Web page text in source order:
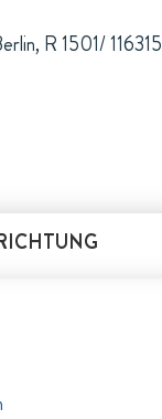
R 1501/ 116315